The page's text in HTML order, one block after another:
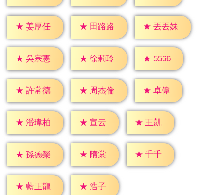
★ 姜厚任 ★ 田路路 ★ 丟丟妹
★ 吳宗憲 ★ 徐莉玲 ★ 5566
★ 許常德 ★ 周杰倫 ★ 卓偉
★ 潘瑋柏 ★ 宣云 ★ 王凱
★ 孫德榮 ★ 隋棠 ★ 千千
★ 藍正龍 ★ 浩子